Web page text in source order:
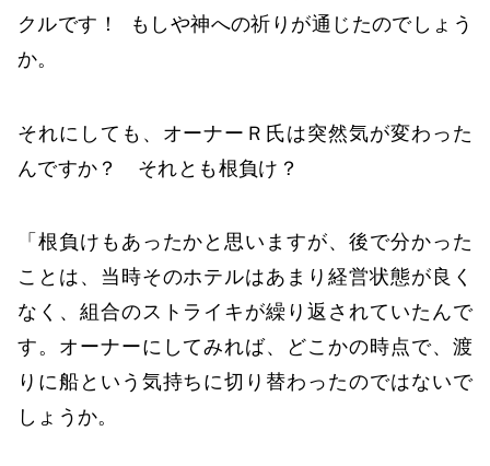
クルです！ もしや神への祈りが通じたのでしょう
か。
それにしても、オーナーＲ氏は突然気が変わった
んですか？ それとも根負け？
「根負けもあったかと思いますが、後で分かった
ことは、当時そのホテルはあまり経営状態が良く
なく、組合のストライキが繰り返されていたんで
す。オーナーにしてみれば、どこかの時点で、渡
りに船という気持ちに切り替わったのではないで
しょうか。